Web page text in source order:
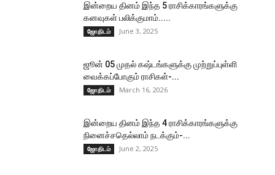
இன்றைய தினம் இந்த 5 ராசிக்காரங்களுக்கு
கனவுகள் பலிக்குமாம்.....
ஜோதிடம் June 3, 2025
ஜூன் 05 முதல் கஷ்டங்களுக்கு முற்றுப்புள்ளி
வைக்கப்போகும் ராசிகள்-...
ஜோதிடம் March 16, 2026
இன்றைய தினம் இந்த 4 ராசிக்காரங்களுக்கு
நினைச்சதெல்லாம் நடக்கும்-...
ஜோதிடம் June 2, 2025